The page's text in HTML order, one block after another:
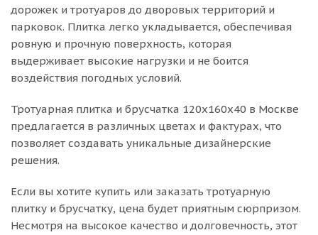
дорожек и тротуаров до дворовых территорий и
парковок. Плитка легко укладывается, обеспечивая
ровную и прочную поверхность, которая
выдерживает высокие нагрузки и не боится
воздействия погодных условий.
Тротуарная плитка и брусчатка 120х160х40 в Москве
предлагается в различных цветах и фактурах, что
позволяет создавать уникальные дизайнерские
решения.
Если вы хотите купить или заказать тротуарную
плитку и брусчатку, цена будет приятным сюрпризом.
Несмотря на высокое качество и долговечность, этот